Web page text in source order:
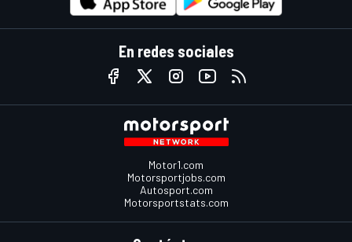
En redes sociales
Motor1.com
Motorsportjobs.com
Autosport.com
Motorsportstats.com